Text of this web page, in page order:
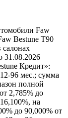
Faw
Bestune T90
салонах
31.08.2026
Кредит»:
96 мес.; сумма
полной
2,785% до
на
до 90,000% от